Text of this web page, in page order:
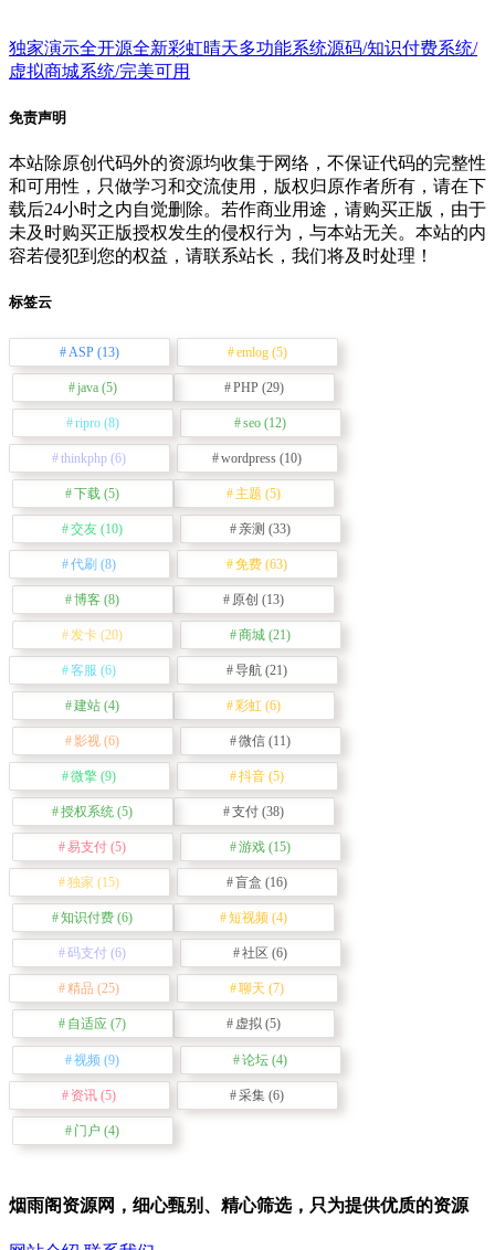
独家演示全开源全新彩虹晴天多功能系统源码/知识付费系统/
虚拟商城系统/完美可用
免责声明
本站除原创代码外的资源均收集于网络，不保证代码的完整性
和可用性，只做学习和交流使用，版权归原作者所有，请在下
载后24小时之内自觉删除。若作商业用途，请购买正版，由于
未及时购买正版授权发生的侵权行为，与本站无关。本站的内
容若侵犯到您的权益，请联系站长，我们将及时处理！
标签云
ASP(13) emlog(5)
java(5) PHP(29)
ripro(8) seo (12)
thinkphp (6) wordpress (10)
下载 (5) 主题 (5)
交友 (10) 亲测 (33)
代刷 (8) 免费 (63)
博客 (8) 原创 (13)
发卡 (20) 商城 (21)
客服 (6) 导航 (21)
建站 (4) 彩虹 (6)
影视 (6) 微信 (11)
微擎 (9) 抖音 (5)
授权系统 (5) 支付 (38)
易支付 (5) 游戏 (15)
独家 (15) 盲盒 (16)
知识付费 (6) 短视频 (4)
码支付 (6) 社区 (6)
精品 (25) 聊天 (7)
自适应 (7) 虚拟 (5)
视频 (9) 论坛 (4)
资讯 (5) 采集 (6)
门户 (4)
烟雨阁资源网，细心甄别、精心筛选，只为提供优质的资源